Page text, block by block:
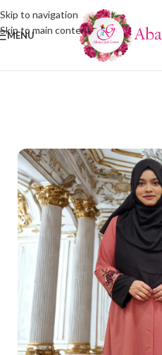
Skip to navigation
Skip to main content
MENU